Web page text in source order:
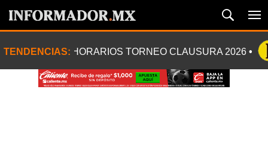
TENDENCIAS: HORARIOS TORNEO CLAUSURA 2026